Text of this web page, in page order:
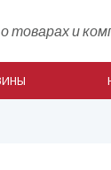
товарах и